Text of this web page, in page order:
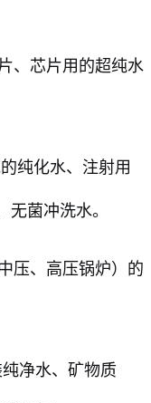
、芯片用的超纯水
纯化水、注射用
菌冲洗水。
压、高压锅炉）的
净水、矿物质